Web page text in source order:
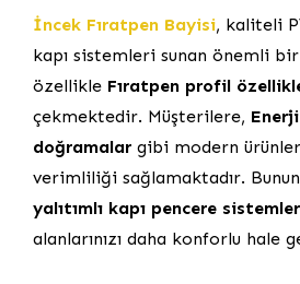
İncek Fıratpen Bayisi, kaliteli
kapı sistemleri sunan önemli
özellikle Fıratpen profil
çekmektedir. Müşterilere,
doğramalar gibi modern
verimliliği sağlamaktadır. Bunun
yalıtımlı kapı pencere
alanlarınızı daha konforlu hale